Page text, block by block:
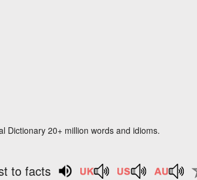
Dictionary 20+ million words and idioms.
to facts